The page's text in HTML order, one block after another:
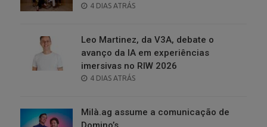
POSTED
4 DIAS ATRÁS
Leo Martinez, da V3A, debate o
avanço da IA em experiências
imersivas no RIW 2026
POSTED
4 DIAS ATRÁS
Milà.ag assume a comunicação de